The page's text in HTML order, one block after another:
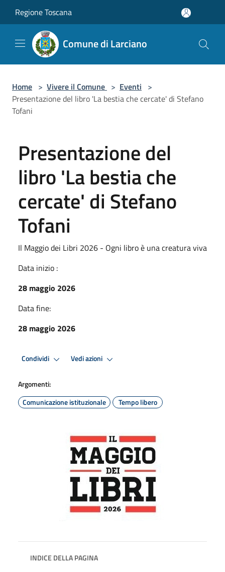
Regione Toscana
Comune di Larciano
Home > Vivere il Comune > Eventi >
Presentazione del libro 'La bestia che cercate' di Stefano
Tofani
Presentazione del
libro 'La bestia che
cercate' di Stefano
Tofani
Il Maggio dei Libri 2026 - Ogni libro è una creatura viva
Data inizio :
28 maggio 2026
Data fine:
28 maggio 2026
Condividi Vedi azioni
Argomenti:
Comunicazione istituzionale
Tempo libero
INDICE DELLA PAGINA